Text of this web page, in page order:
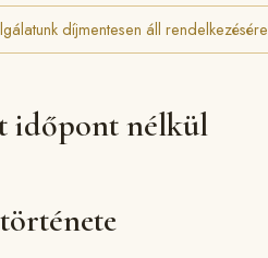
díjmentesen áll
időpont nélkül